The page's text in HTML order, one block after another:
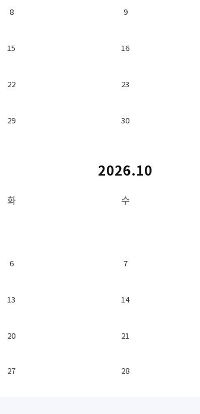
8 9
15 16
22 23
29 30
2026.10
화 수
6 7
13 14
20 21
27 28